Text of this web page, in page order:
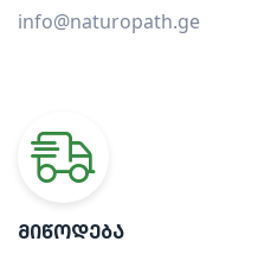
info@naturopath.ge
ᲛᲘᲬᲝᲓᲔᲑᲐ